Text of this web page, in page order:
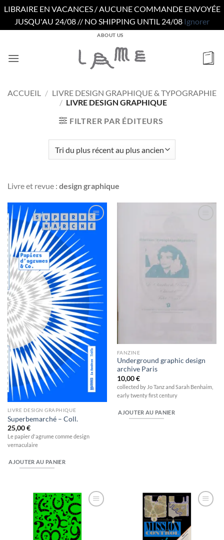
LIBRAIRE EN VACANCES / AUCUNE COMMANDE ENVOYÉE
JUSQU'AU 24/08 // NO SHIPPING UNTIL 24/08 Ignorer
contenu
ABOUT US
ACCUEIL / LIVRE DESIGN GRAPHIQUE & TYPOGRAPHIE
/ LIVRE DESIGN GRAPHIQUE
FILTRER PAR ÉDITEURS
Livre et revue : design graphique
Ajouter
LIVRE DESIGN GRAPHIQUE
Superbemarché – Coll.
25,00€
Le papier d'agrume comme design
vernaculaire
AJOUTER AU PANIER
FANZINE
Underground graphic design
archive Paris
10,00€
collected by Jo Tanz and Sarah Benhaim,
early twenty first century
AJOUTER AU PANIER